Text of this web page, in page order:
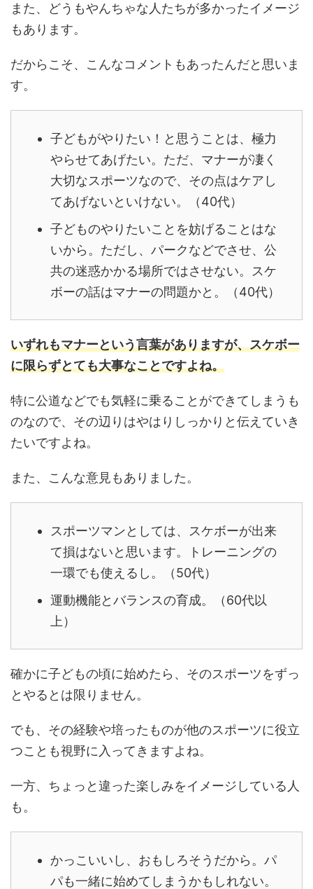
また、どうもやんちゃな人たちが多かったイメージ
もあります。
だからこそ、こんなコメントもあったんだと思いま
す。
子どもがやりたい！と思うことは、極力
やらせてあげたい。 ただ、マナーが凄く
大切なスポーツなので、その点はケアし
てあげないといけない。（40代）
子どものやりたいことを妨げることはな
いから。 ただし、パークなどでさせ、公
共の迷惑かかる場所ではさせない。
スケ
ボーの話はマナーの問題かと。（40代）
いずれもマナーという言葉がありますが、スケボー
に限らずとても大事なことですよね。
特に公道などでも気軽に乗ることができてしまうも
のなので、その辺りはやはりしっかりと伝えていき
たいですよね。
また、こんな意見もありました。
スポーツマンとしては、スケボーが出来
て損はないと思います。
トレーニングの
一環でも使えるし。（50代）
運動機能とバランスの育成。（60代以
上）
確かに子どもの頃に始めたら、そのスポーツをずっ
とやるとは限りません。
でも、その経験や培ったものが他のスポーツに役立
つことも視野に入ってきますよね。
一方、ちょっと違った楽しみをイメージしている人
も。
かっこいいし、おもしろそうだから。パ
パも一緒に始めてしまうかもしれない。